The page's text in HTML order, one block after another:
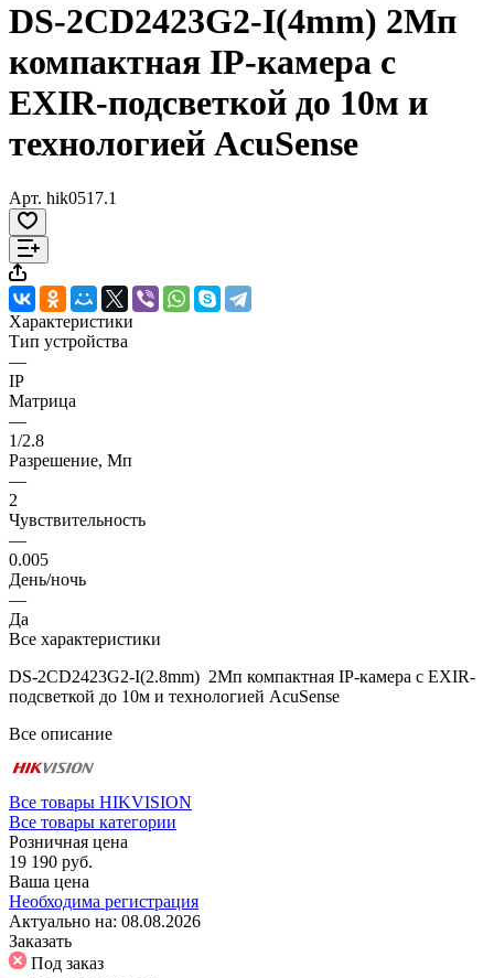
DS-2CD2423G2-I(4mm) 2Мп
компактная IP-камера с
EXIR-подсветкой до 10м и
технологией AcuSense
Арт. hik0517.1
Характеристики
Тип устройства
—
IP
Матрица
—
1/2.8
Разрешение, Мп
—
2
Чувствительность
—
0.005
День/ночь
—
Да
Все характеристики
DS-2CD2423G2-I(2.8mm) 2Мп компактная IP-камера с EXIR-
подсветкой до 10м и технологией AcuSense
Все описание
Все товары HIKVISION
Все товары категории
Розничная цена
19 190 руб.
Ваша цена
Необходима регистрация
Актуально на: 08.08.2026
Заказать
Под заказ